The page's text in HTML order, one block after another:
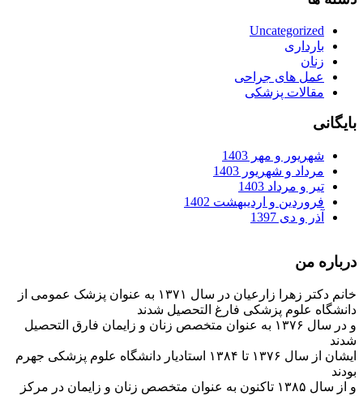
Uncategorized
بارداری
زنان
عمل های جراحی
مقالات پزشکی
بایگانی
شهریور و مهر 1403
مرداد و شهریور 1403
تیر و مرداد 1403
فروردین و اردیبهشت 1402
آذر و دی 1397
درباره من
خانم دکتر زهرا زارعیان در سال ۱۳۷۱ به عنوان پزشک عمومی از
دانشگاه علوم پزشکی فارغ التحصیل شدند
و در سال ۱۳۷۶ به عنوان متخصص زنان و زایمان فارق التحصیل
شدند
ایشان از سال ۱۳۷۶ تا ۱۳۸۴ استادیار دانشگاه علوم پزشکی جهرم
بودند
و از سال ۱۳۸۵ تاکنون به عنوان متخصص زنان و زایمان در مرکز